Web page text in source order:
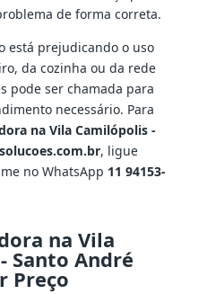
de forma correta.
está prejudicando o uso
da cozinha ou da rede
pode ser chamada para
necessário. Para
na Vila Camilópolis -
, ligue
no WhatsApp 11 94153-
na Vila
Santo André
Preço